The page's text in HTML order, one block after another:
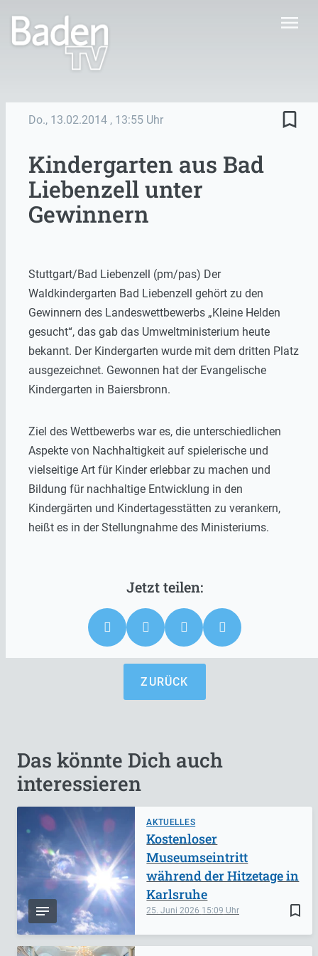
menu
Do., 13.02.2014 , 13:55 Uhr bookmark_border
Kindergarten aus Bad
Liebenzell unter
Gewinnern
Stuttgart/Bad Liebenzell (pm/pas) Der
Waldkindergarten Bad Liebenzell gehört zu den
Gewinnern des Landeswettbewerbs „Kleine Helden
gesucht“, das gab das Umweltministerium heute
bekannt. Der Kindergarten wurde mit dem dritten Platz
ausgezeichnet. Gewonnen hat der Evangelische
Kindergarten in Baiersbronn.
Ziel des Wettbewerbs war es, die unterschiedlichen
Aspekte von Nachhaltigkeit auf spielerische und
vielseitige Art für Kinder erlebbar zu machen und
Bildung für nachhaltige Entwicklung in den
Kindergärten und Kindertagesstätten zu verankern,
heißt es in der Stellungnahme des Ministeriums.
ZURÜCK
Das könnte Dich auch
interessieren
AKTUELLES
bookmark_border
25. Juni 2026 15:09
Kostenloser
Museumseintritt
während der Hitzetage in
Karlsruhe